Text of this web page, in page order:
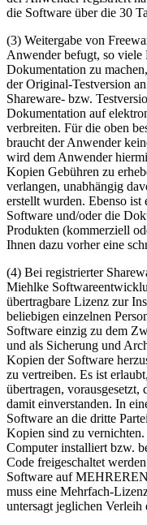
die Software über die 30
(3) Weitergabe von
Anwender befugt, so
Dokumentation zu
der Original-Testversion
Shareware- bzw.
Dokumentation auf
verbreiten. Für die oben
braucht der Anwender
wird dem Anwender
Kopien Gebühren zu
verlangen, unabhängig
erstellt wurden. Ebenso ist
Software und/oder die
Produkten (kommerziell
Ihnen dazu vorher eine
(4) Bei registrierter
Miehlke
übertragbare Lizenz zur
beliebigen einzelnen
Software einzig zu dem
und als Sicherung und
Kopien der Software
zu vertreiben. Es ist
übertragen,
damit einverstanden. In
Software an die dritte
Kopien sind zu
Computer installiert bzw.
Code freigeschaltet
Software auf
muss eine Mehrfach-
untersagt jeglichen Verleih